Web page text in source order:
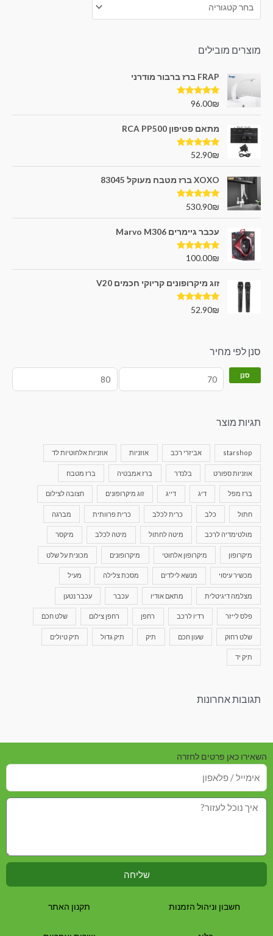
מוצרים מובילים
FRAP ברז ברבור מודרני
דורג5.00
96.00₪
מתאם פטיפון RCA PP500
דורג5.00
52.90₪
XOXO ברז מטבח מעוקל 83045
דורג5.00
530.90₪
עכבר גיימרים Marvo M306
דורג5.00
100.00₪
זוג מיקרופונים קריוקי חכמים V20
דורג5.00
52.90₪
סנן לפי מחיר
סנן
תגיות מוצר
starshop אביזרי רכב אוזניות אוזניות אלחוטיות לד
אוזניות ספורט בלנדר ברז אמבטיה ברז מטבח
ברז מפל דיג דייג זוג מיקרופונים חצובה לצילום
חתול כלב כרית לכלב כרית פרוותית מברגה
מולטימדיה לרכב מיטה לחתול מיטה לכלב מיקסר
מיקרופון מיקרופון אלחוטי מיקרופונים מכונית על שלט
מכשיר עיסוי מנשא לילדים מסכת צלילה מעיל
מצלמה דיגיטלית מתאם אודיו עכבר עכבר נטען
פלס לייזר רדיו לרכב רחפן רחפן צילום שלט חכם
שלט רחוק שעון חכם תיק תיק גדול תיק טיולים
תיק יד
תגובות אחרונות
השאירו כאן פרטים לחזרה
שליחה
חשבון וניהול הזמנות תקנון האתר